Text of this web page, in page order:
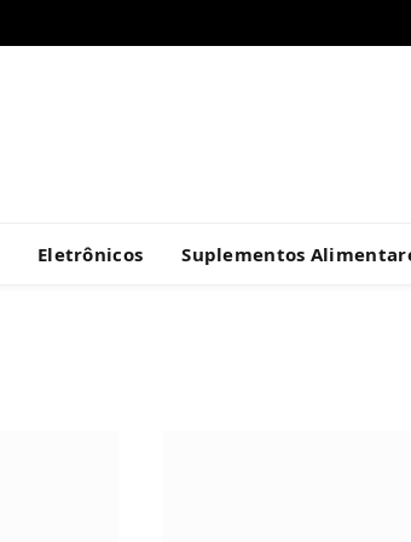
Eletrônicos Suplementos